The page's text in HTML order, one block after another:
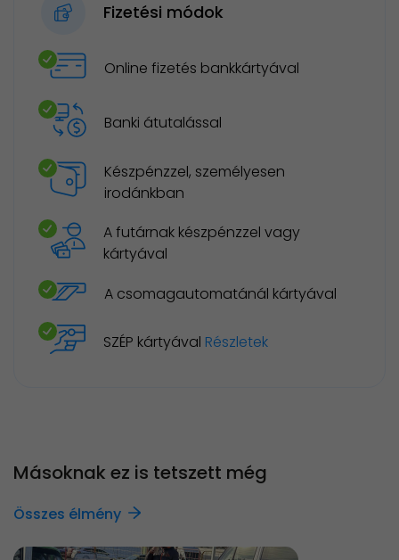
Fizetési módok
Online fizetés bankkártyával
Banki átutalással
Készpénzzel, személyesen
irodánkban
A futárnak készpénzzel vagy
kártyával
A csomagautomatánál kártyával
SZÉP kártyával Részletek
Másoknak ez is tetszett még
Összes élmény